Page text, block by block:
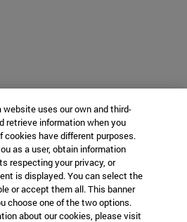
uses our own and third-
retrieve information when you
cookies have different purposes.
as a user, obtain information
respecting your privacy, or
is displayed. You can select the
or accept them all. This banner
choose one of the two options.
about our cookies, please visit